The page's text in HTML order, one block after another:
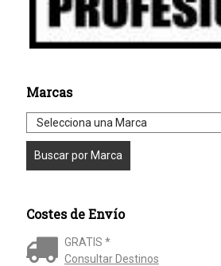
Marcas
Costes de Envío
GRATIS *
Consultar Destinos